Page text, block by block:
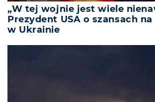
„W tej wojnie jest wiele
Prezydent USA o szansach
w Ukrainie